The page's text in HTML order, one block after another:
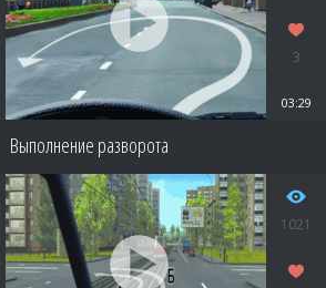
3
03:29
Выполнение разворота
1021